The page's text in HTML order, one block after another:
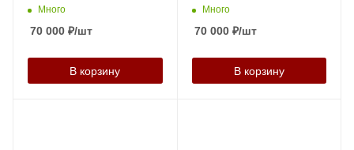
Много
70 000 ₽/шт
В корзину
Много
70 000₽/шт
В корзину